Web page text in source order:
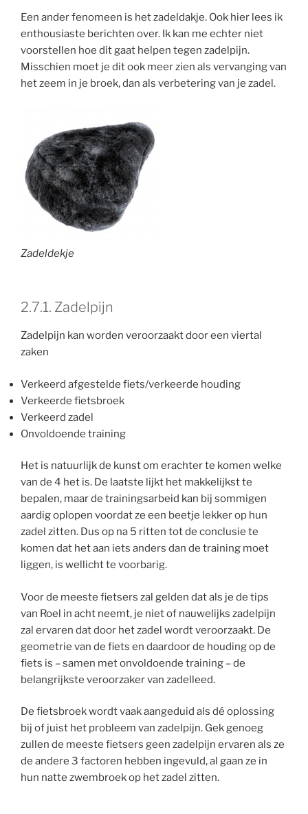
Een ander fenomeen is het zadeldakje. Ook hier lees ik
enthousiaste berichten over. Ik kan me echter niet
voorstellen hoe dit gaat helpen tegen zadelpijn.
Misschien moet je dit ook meer zien als vervanging van
het zeem in je broek, dan als verbetering van je zadel.
Zadeldekje
2.7.1. Zadelpijn
Zadelpijn kan worden veroorzaakt door een viertal
zaken
Verkeerd afgestelde fiets/verkeerde houding
Verkeerde fietsbroek
Verkeerd zadel
Onvoldoende training
Het is natuurlijk de kunst om erachter te komen welke
van de 4 het is. De laatste lijkt het makkelijkst te
bepalen, maar de trainingsarbeid kan bij sommigen
aardig oplopen voordat ze een beetje lekker op hun
zadel zitten. Dus op na 5 ritten tot de conclusie te
komen dat het aan iets anders dan de training moet
liggen, is wellicht te voorbarig.
Voor de meeste fietsers zal gelden dat als je de tips
van Roel in acht neemt, je niet of nauwelijks zadelpijn
zal ervaren dat door het zadel wordt veroorzaakt. De
geometrie van de fiets en daardoor de houding op de
fiets is – samen met onvoldoende training – de
belangrijkste veroorzaker van zadelleed.
De fietsbroek wordt vaak aangeduid als dé oplossing
bij of juist het probleem van zadelpijn. Gek genoeg
zullen de meeste fietsers geen zadelpijn ervaren als ze
de andere 3 factoren hebben ingevuld, al gaan ze in
hun natte zwembroek op het zadel zitten.